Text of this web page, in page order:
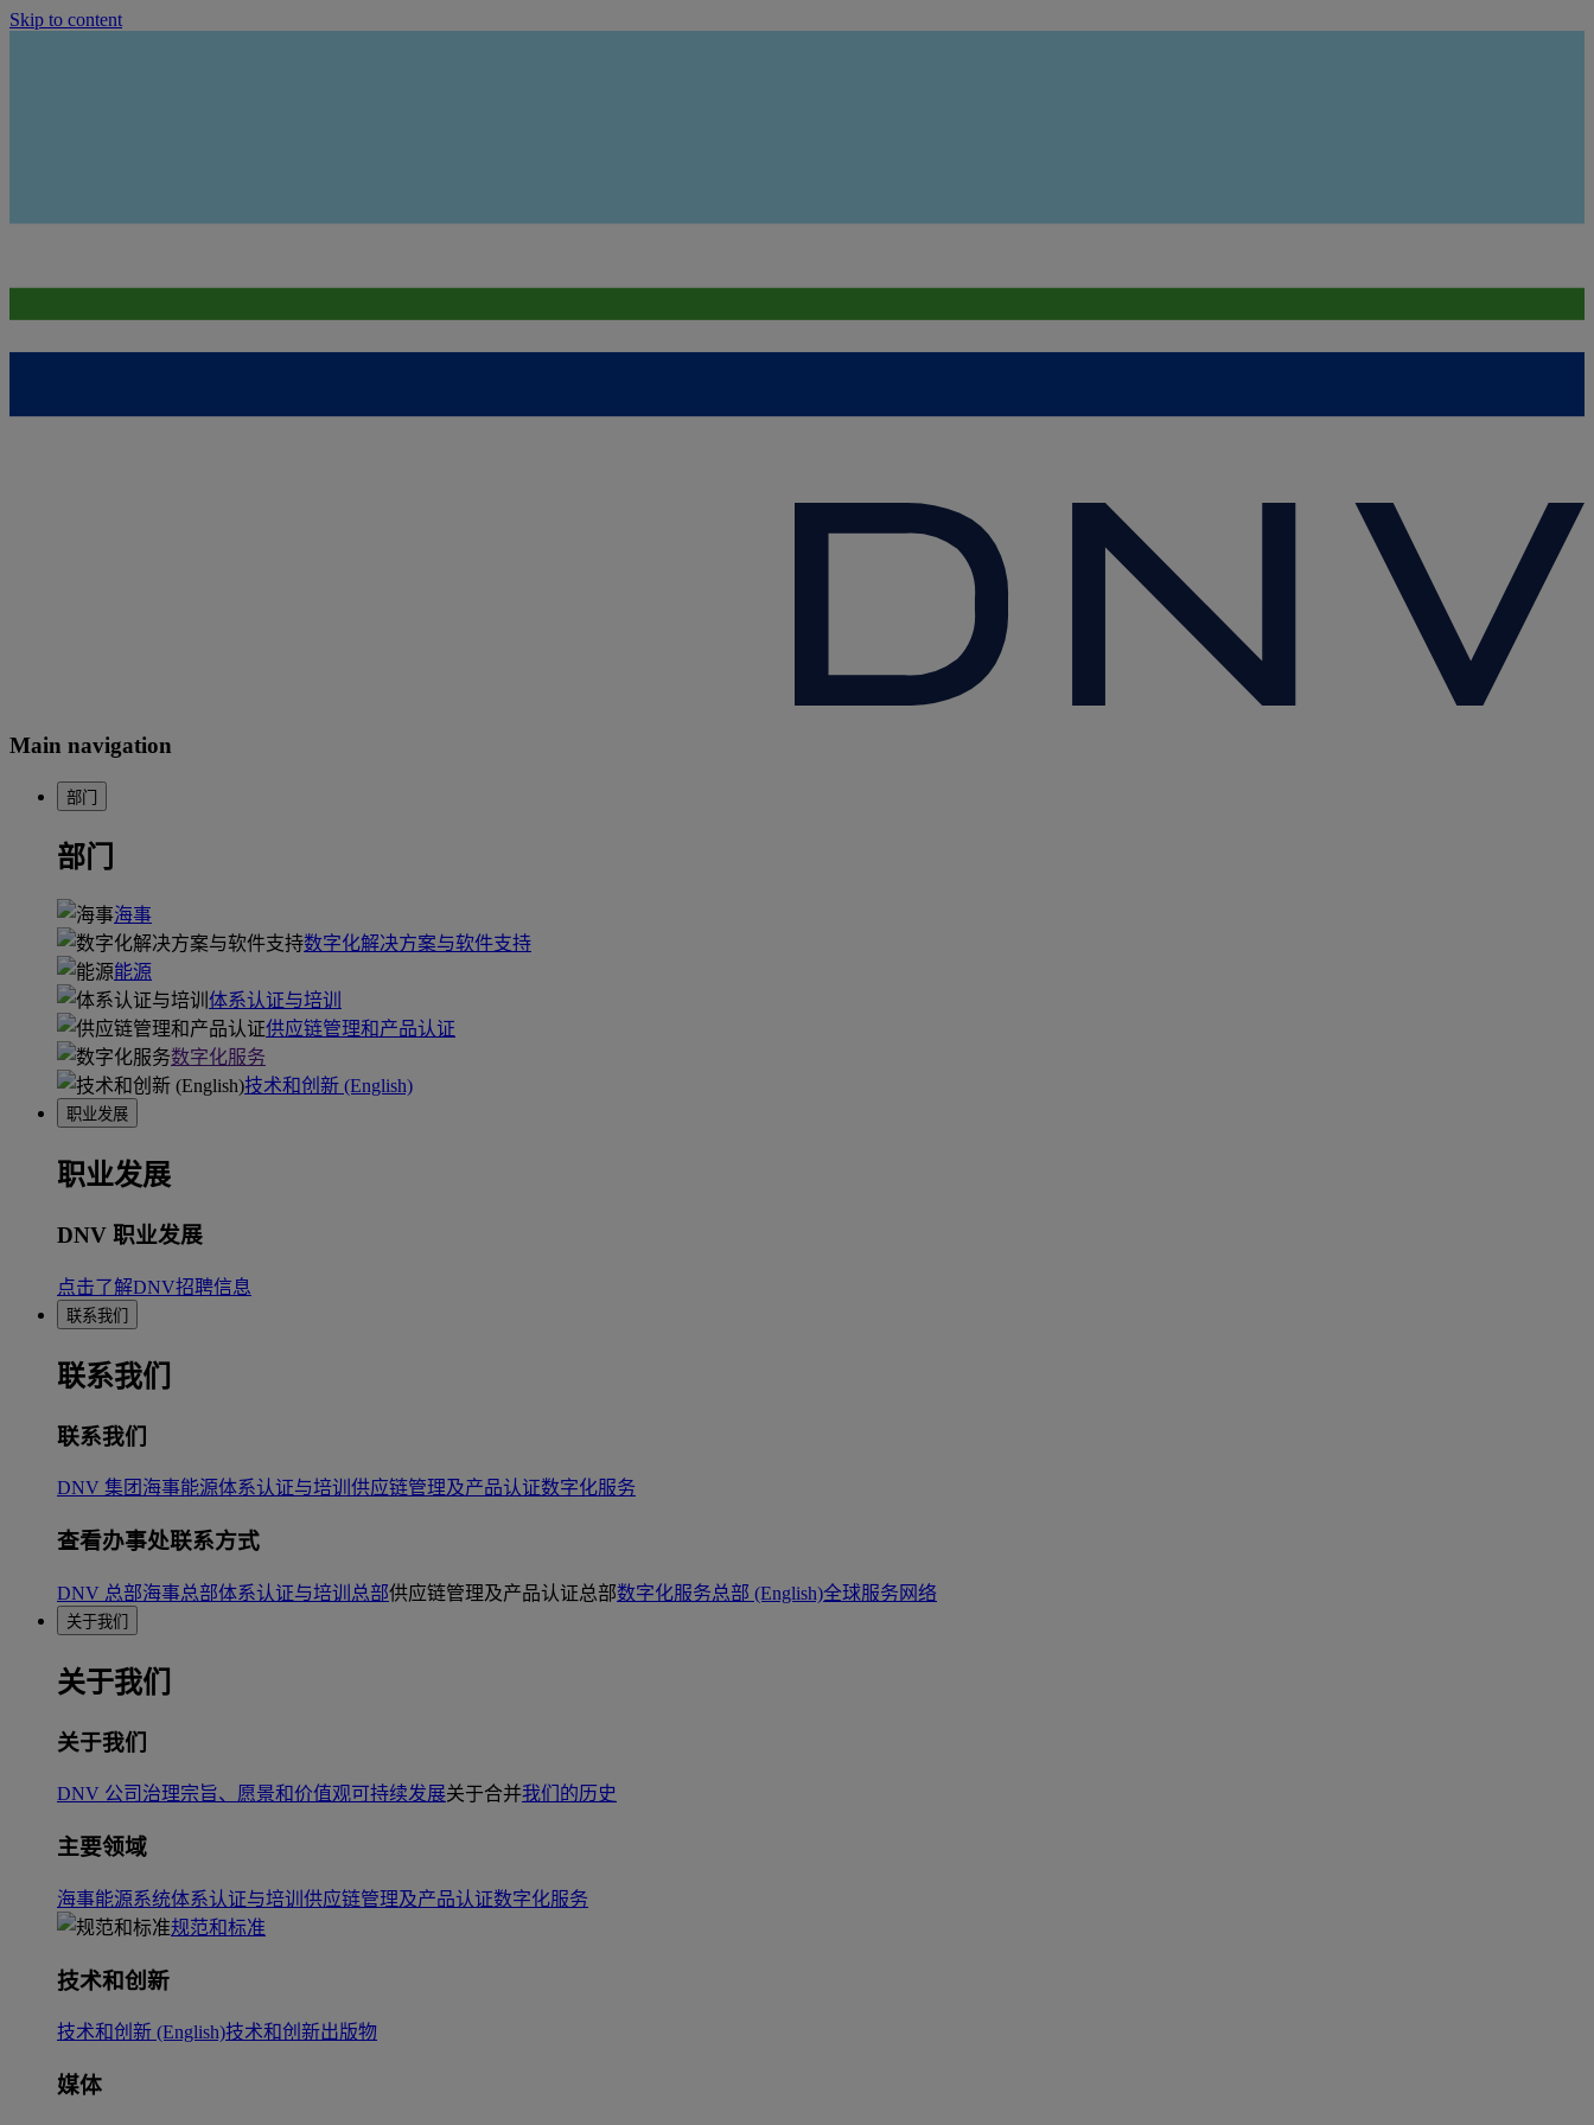
Skip to content
Main navigation
部门
部门
海事
数字化解决方案与软件支持
能源
体系认证与培训
供应链管理和产品认证
数字化服务
技术和创新 (English)
职业发展
职业发展
DNV 职业发展
点击了解DNV招聘信息
联系我们
联系我们
联系我们
DNV 集团 海事能源体系认证与培训 供应链管理及产品认证数字化服务
查看办事处联系方式
DNV 总部海事总部体系认证与培训总部供应链管理及产品认证总部数字化服务总部 (English)全球服务网络
关于我们
关于我们
关于我们
DNV 公司治理宗旨、愿景和价值观可持续发展关于合并我们的历史
主要领域
海事能源系统体系认证与培训 供应链管理及产品认证数字化服务
规范和标准
技术和创新
技术和创新 (English)技术和创新出版物
媒体